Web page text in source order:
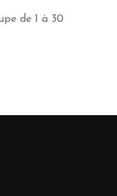
de 1 à 30